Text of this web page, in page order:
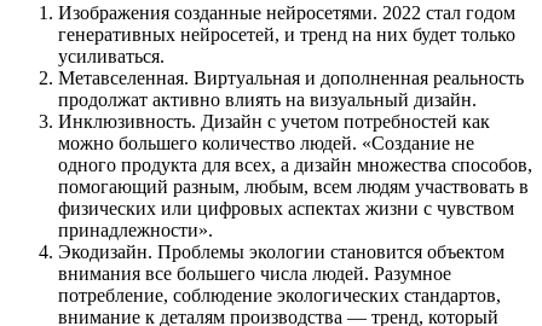
Изображения созданные нейросетями. 2022 стал годом
генеративных нейросетей, и тренд на них будет только
усиливаться.
Метавселенная. Виртуальная и дополненная реальность
продолжат активно влиять на визуальный дизайн.
Инклюзивность. Дизайн с учетом потребностей как
можно большего количество людей. «Создание не
одного продукта для всех, а дизайн множества способов,
помогающий разным, любым, всем людям участвовать в
физических или цифровых аспектах жизни с чувством
принадлежности».
Экодизайн. Проблемы экологии становится объектом
внимания все большего числа людей. Разумное
потребление, соблюдение экологических стандартов,
внимание к деталям производства — тренд, который